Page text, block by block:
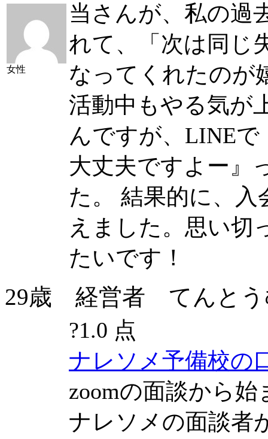
女性
当さんが、私の過
れて、「次は同じ
なってくれたのが
活動中もやる気が
んですが、LINE
大丈夫ですよー』
た。 結果的に、
えました。思い切
たいです！
29歳 経営者 てんとう
?1.0 点
ナレソメ予備校の
zoomの面談から
ナレソメの面談者